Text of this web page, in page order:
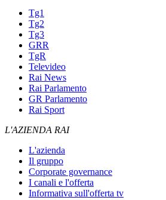
Tg1
Tg2
Tg3
GRR
TgR
Televideo
Rai News
Rai Parlamento
GR Parlamento
Rai Sport
L'AZIENDA RAI
L'azienda
Il gruppo
Corporate governance
I canali e l'offerta
Informativa sull'offerta tv